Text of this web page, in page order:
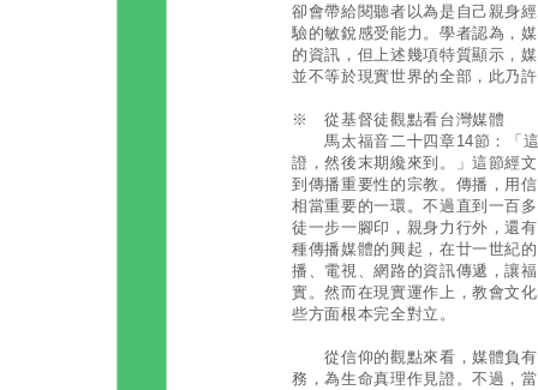
卻會帶給閱聽者以為是自己親身
驗的敏銳感受能力。學者認為，
的資訊，但上述幾項特質顯示，
並不等於現實世界的全部，此乃
※ 從基督徒觀點看台灣媒體
馬太福音二十四章14節：「這
證，然後末期纔來到。」這節經
到傳播重要性的宗教。傳播，用
相當重要的一環。不過直到一百
徒一步一腳印，親身力行外，還
種傳播媒體的興起，在廿一世紀
播、電視、網路的資訊傳遞，讓
實。然而在現實運作上，教會文
些方面根本完全對立。
從信仰的觀點來看，媒體負有
務，為生命真理作見證。不過，